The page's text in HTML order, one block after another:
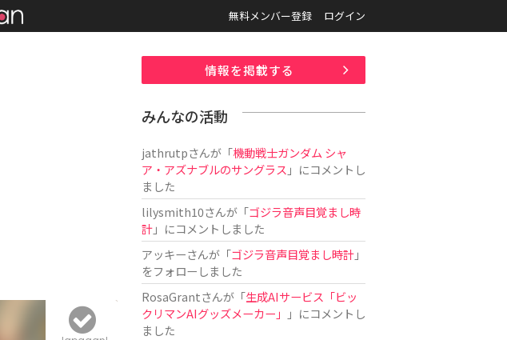
無料メンバー登録 ログイン
情報を掲載する
みんなの活動
jathrutpさんが「機動戦士ガンダム シャ
ア・アズナブルのサングラス 」にコメントし
ました
lilysmith10さんが「ゴジラ音声目覚まし時
計」にコメントしました
アッキーさんが「ゴジラ音声目覚まし時計」
をフォローしました
RosaGrantさんが「生成AIサービス「ビッ
クリマンAIグッズメーカー」
」にコメントし
ました